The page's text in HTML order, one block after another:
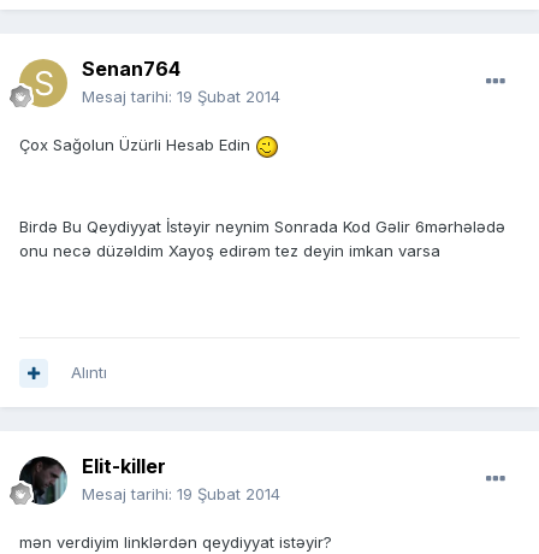
Senan764
Mesaj tarihi: 19 Şubat 2014
Çox Sağolun Üzürli Hesab Edin
Birdə Bu Qeydiyyat İstəyir neynim Sonrada Kod Gəlir 6mərhələdə
onu necə düzəldim Xayoş edirəm tez deyin imkan varsa
Alıntı
Elit-killer
Mesaj tarihi: 19 Şubat 2014
mən verdiyim linklərdən qeydiyyat istəyir?